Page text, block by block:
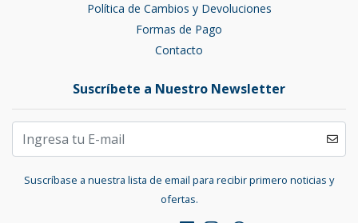
Política de Cambios y Devoluciones
Formas de Pago
Contacto
Suscríbete a Nuestro Newsletter
Suscríbase a nuestra lista de email para recibir primero noticias y
ofertas.